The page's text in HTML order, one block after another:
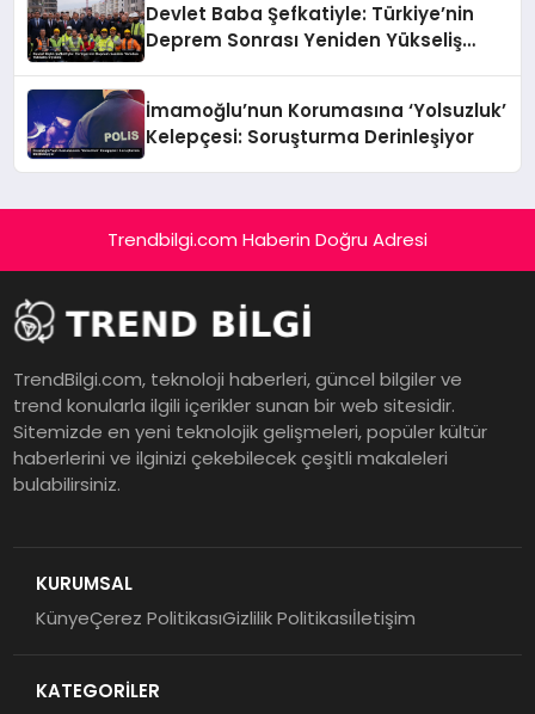
Devlet Baba Şefkatiyle: Türkiye’nin
Deprem Sonrası Yeniden Yükseliş
İmamoğlu’nun Korumasına ‘Yolsuzluk’
Kelepçesi: Soruşturma Derinleşiyor
Trendbilgi.com Haberin Doğru Adresi
TrendBilgi.com, teknoloji haberleri, güncel bilgiler ve
trend konularla ilgili içerikler sunan bir web sitesidir.
Sitemizde en yeni teknolojik gelişmeleri, popüler kültür
haberlerini ve ilginizi çekebilecek çeşitli makaleleri
bulabilirsiniz.
KURUMSAL
KünyeÇerez PolitikasıGizlilik Politikasıİletişim
KATEGORİLER